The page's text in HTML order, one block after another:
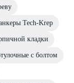
Tech-Krep
кладки
с болтом